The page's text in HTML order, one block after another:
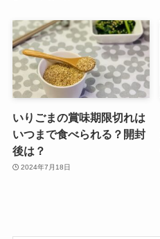
いりごまの賞味期限切れは
いつまで食べられる？開封
後は？
2024年7月18日